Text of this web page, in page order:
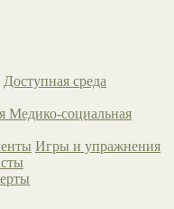
Доступная среда
Медико-социальная
Игры и упражнения